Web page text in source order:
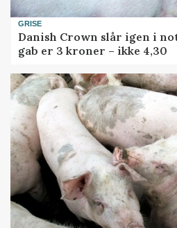
GRISE
Danish Crown slår igen i
gab er 3 kroner – ikke 4,30